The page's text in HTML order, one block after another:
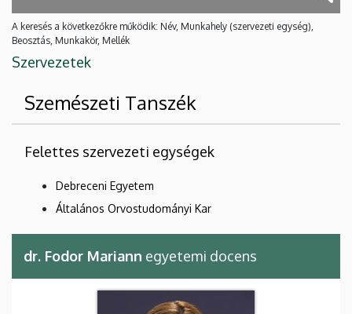
A keresés a következőkre működik: Név, Munkahely (szervezeti egység),
Beosztás, Munkakör, Mellék
Szervezetek
Szemészeti Tanszék
Felettes szervezeti egységek
Debreceni Egyetem
Általános Orvostudományi Kar
dr. Fodor Mariann egyetemi docens